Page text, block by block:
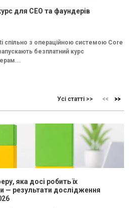
для CEO та фаундерів
спільно з операційною системою Core
безплатний курс
Усі статті >>
яка досі робить їх
— результати дослідження